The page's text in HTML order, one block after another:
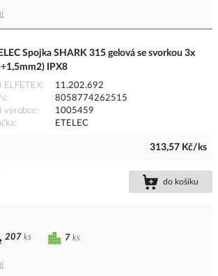
Spojka SHARK 315 gelová se svorkou 3x
IPX8
ELFETEX
11.202.692
8058774262515
výrobce
1005459
ETELEC
313,57 Kč/ks
do košíku
7 ks
207 ks